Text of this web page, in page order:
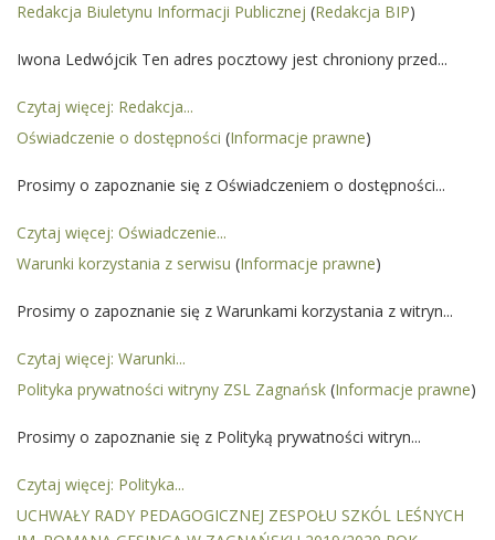
Redakcja Biuletynu Informacji Publicznej (Redakcja BIP)
Iwona Ledwójcik Ten adres pocztowy jest chroniony przed...
Czytaj więcej: Redakcja...
Oświadczenie o dostępności (Informacje prawne)
Prosimy o zapoznanie się z Oświadczeniem o dostępności...
Czytaj więcej: Oświadczenie...
Warunki korzystania z serwisu (Informacje prawne)
Prosimy o zapoznanie się z Warunkami korzystania z witryn...
Czytaj więcej: Warunki...
Polityka prywatności witryny ZSL Zagnańsk (Informacje prawne)
Prosimy o zapoznanie się z Polityką prywatności witryn...
Czytaj więcej: Polityka...
UCHWAŁY RADY PEDAGOGICZNEJ ZESPOŁU SZKÓL LEŚNYCH